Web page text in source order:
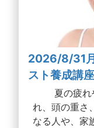
2026/8/31
スト養成講座
夏の疲れや
れ、頭の重さ
なる人や、家